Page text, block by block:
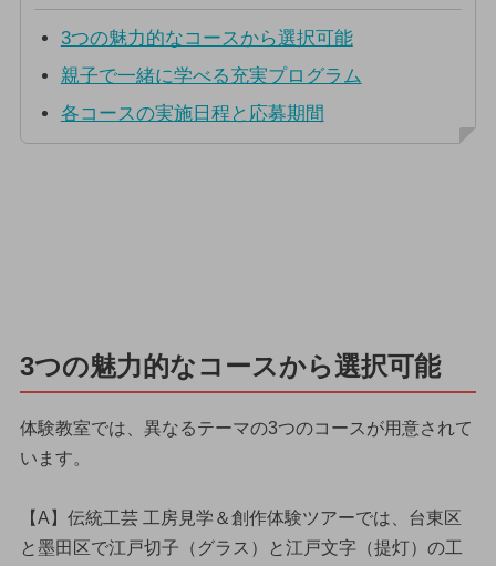
3つの魅力的なコースから選択可能
親子で一緒に学べる充実プログラム
各コースの実施日程と応募期間
3つの魅力的なコースから選択可能
体験教室では、異なるテーマの3つのコースが用意されて
います。
【A】伝統工芸 工房見学＆創作体験ツアーでは、台東区
と墨田区で江戸切子（グラス）と江戸文字（提灯）の工